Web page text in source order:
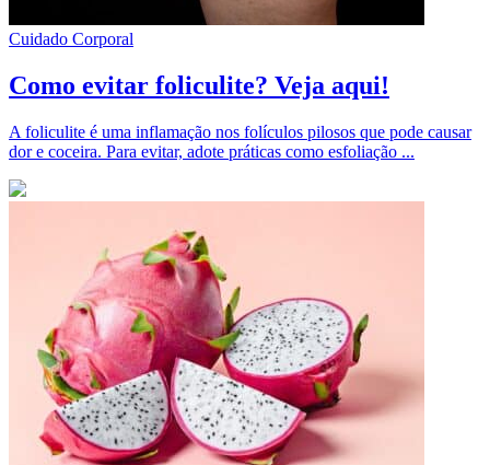
Cuidado Corporal
Como evitar foliculite? Veja aqui!
A foliculite é uma inflamação nos folículos pilosos que pode causar
dor e coceira. Para evitar, adote práticas como esfoliação ...